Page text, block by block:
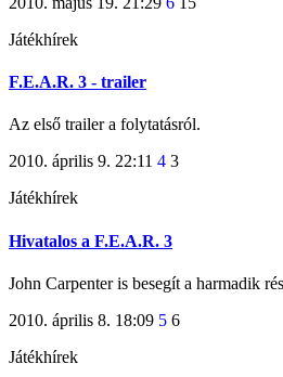
Játékhírek
F.E.A.R. 3 - trailer
Az első trailer a folytatásról.
2010. április 9. 22:11 4 3
Játékhírek
Hivatalos a F.E.A.R. 3
John Carpenter is besegít a harmadik
2010. április 8. 18:09 5 6
Játékhírek